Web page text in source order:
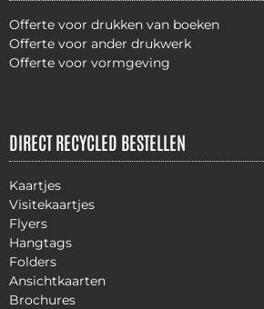
Offerte voor drukken van boeken
Offerte voor ander drukwerk
Offerte voor vormgeving
DIRECT RECYCLED BESTELLEN
Kaartjes
Visitekaartjes
Flyers
Hangtags
Folders
Ansichtkaarten
Brochures